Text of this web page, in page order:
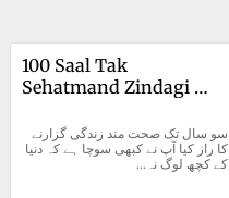
100 Saal Tak
Sehatmand Zindagi
کے کچھ لوگ نہ...